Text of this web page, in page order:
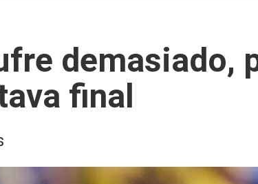
demasiado,
final